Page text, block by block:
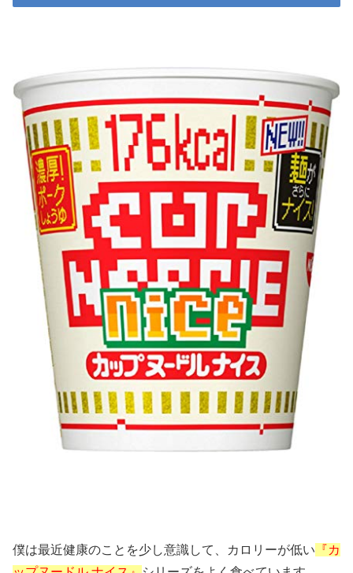
僕は最近健康のことを少し意識して、カロリーが低い 『カ